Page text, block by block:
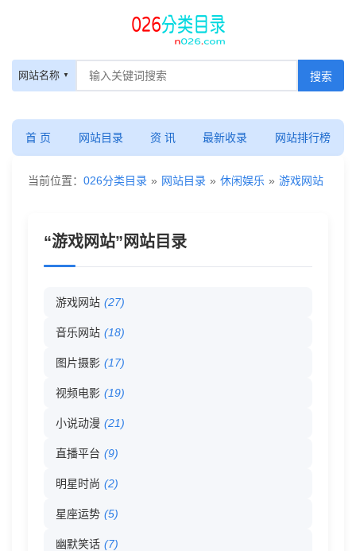
游
戏
网
站
网
网站名称
首 页 网站目录 资 讯 最新收录 网站排行榜
当前位置： 026分类目录 » 网站目录 » 休闲娱乐 » 游戏网站
“游戏网站”网站目录
游戏网站 (27)
音乐网站 (18)
图片摄影 (17)
视频电影 (19)
小说动漫 (21)
直播平台 (9)
明星时尚 (2)
星座运势 (5)
幽默笑话 (7)